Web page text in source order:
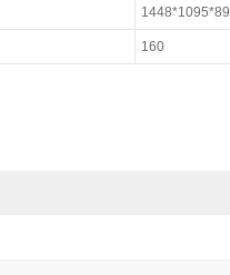
160